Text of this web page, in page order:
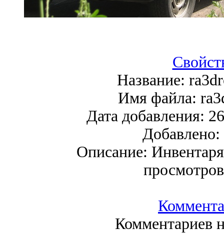
Название:
Имя файла:
Дата добавления:
Добавлено:
Описание:
Комментариев